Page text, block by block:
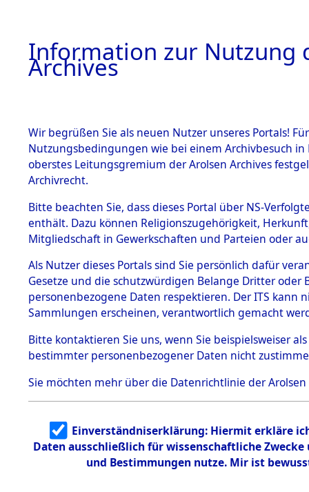
BESTÄNDE
1.
mente
5. Verschiedenes
5.3
Todesmärsche
5.3.1 Alliierte
Erhebungen
zu
Todesmärsch
en
5.3.2
Identifizierun
g
5.3.3
Todesmärsch
die
0008
Information zur Nutzung
Archives
Wir begrüßen Sie als neuen Nutzer unseres Portals!
Nutzungsbedingungen wie bei einem Archivbesuch
oberstes Leitungsgremium der Arolsen Archives
Archivrecht.
Bitte beachten Sie, dass dieses Portal über NS-
enthält. Dazu können Religionszugehörigkeit,
Mitgliedschaft in Gewerkschaften und Parteien oder
Als Nutzer dieses Portals sind Sie persönlich dafür
Gesetze und die schutzwürdigen Belange Dritter
personenbezogene Daten respektieren. Der ITS
Sammlungen erscheinen, verantwortlich gemacht
Bitte kontaktieren Sie uns, wenn Sie beispielsweiser
bestimmter personenbezogener Daten nicht
Sie möchten mehr über die Datenrichtlinie der Arolsen
Einverständniserklärung: Hiermit erkläre
Daten ausschließlich für wissenschaftliche
und Bestimmungen nutze. Mir ist